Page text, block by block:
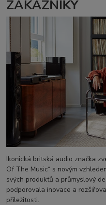
ZÁKAZNÍKY
Ikonická britská audio značka
Of The Music“ s novým
svých produktů a průmyslový
podporovala inovace a
příležitosti.